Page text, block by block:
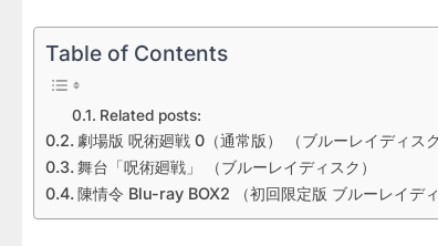
Table of Contents
Related posts:
劇場版 呪術廻戦 0（通常版） （ブルーレイディスク
舞台「呪術廻戦」 （ブルーレイディスク）
陳情令 Blu-ray BOX2 （初回限定版 ブルーレイディ